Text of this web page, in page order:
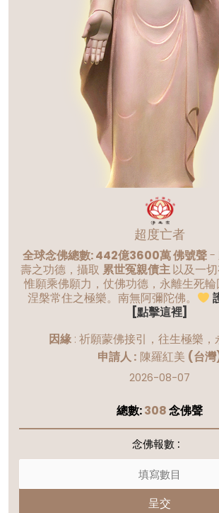
超度亡者
全球念佛總數: 442億3600萬 佛號聲-
壽之功德，攝取 累世冤親債主以及一
惟願乘佛願力，仗佛功德，永離生死
涅槃常住之極樂。南無阿彌陀佛。
[點擊這裡]
因緣: 祈願蒙佛接引，往生極樂，
申請人 : 陳羅紅美 (台
2026-08-07
總數:308念佛聲
念佛報數 :
呈交